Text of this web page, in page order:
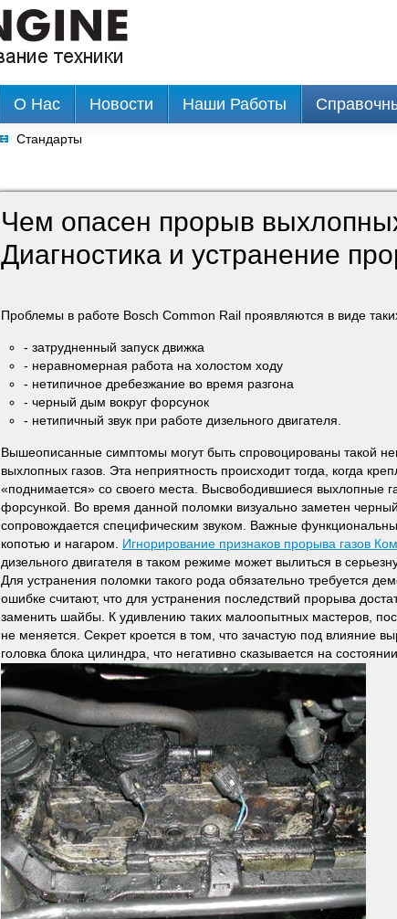
Чем опасен прорыв
Диагностика и устранение
Проблемы в работе Bosch Common Rail проявляются в виде
- затрудненный запуск движка
- неравномерная работа на холостом ходу
- нетипичное дребезжание во время разгона
- черный дым вокруг форсунок
- нетипичный звук при работе дизельного двигателя.
Вышеописанные симптомы могут быть спровоцированы такой
выхлопных газов. Эта неприятность происходит тогда, когда
«поднимается» со своего места. Высвободившиеся выхлопные
форсункой. Во время данной поломки визуально заметен
сопровождается специфическим звуком. Важные
копотью и нагаром. Игнорирование признаков прорыва газов
дизельного двигателя в таком режиме может вылиться в
Для устранения поломки такого рода обязательно требуется
ошибке считают, что для устранения последствий прорыва
заменить шайбы. К удивлению таких малоопытных мастеров,
не меняется. Секрет кроется в том, что зачастую под влияние
головка блока цилиндра, что негативно сказывается на
О Нас Новости Наши Работы
Стандарты